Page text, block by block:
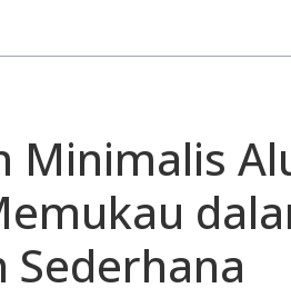
Minimalis
Sederhana